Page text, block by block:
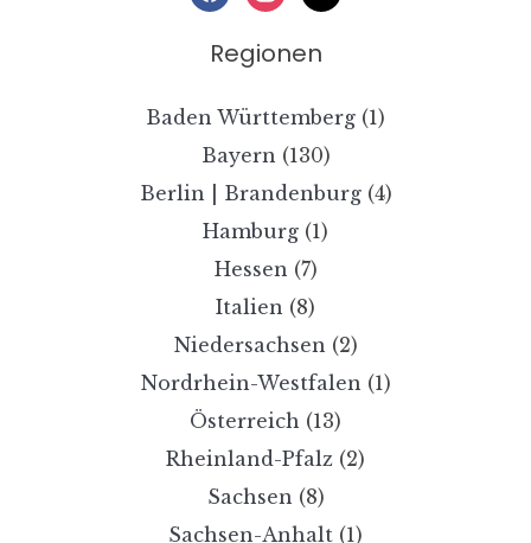
Regionen
Baden Württemberg (1)
Bayern (130)
Berlin | Brandenburg(4)
Hamburg (1)
Hessen (7)
Italien (8)
Niedersachsen (2)
Nordrhein-Westfalen (1)
Österreich (13)
Rheinland-Pfalz (2)
Sachsen (8)
Sachsen-Anhalt (1)